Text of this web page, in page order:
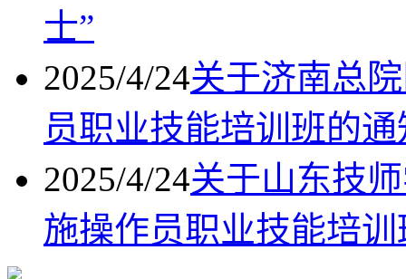
士”
2025/4/24关于济南总
员职业技能培训班的通
2025/4/24关于山东技
施操作员职业技能培